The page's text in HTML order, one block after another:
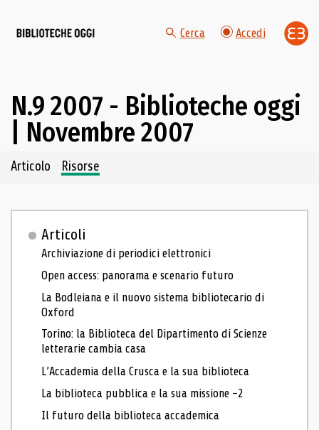
Cerca Accedi
N.9 2007 - Biblioteche oggi
| Novembre 2007
Navigazione dei contenuti del fascicolo
Articolo Risorse
Articoli
Archiviazione di periodici elettronici
Open access: panorama e scenario futuro
La Bodleiana e il nuovo sistema bibliotecario di
Oxford
Torino: la Biblioteca del Dipartimento di Scienze
letterarie cambia casa
L’Accademia della Crusca e la sua biblioteca
La biblioteca pubblica e la sua missione –2
Il futuro della biblioteca accademica